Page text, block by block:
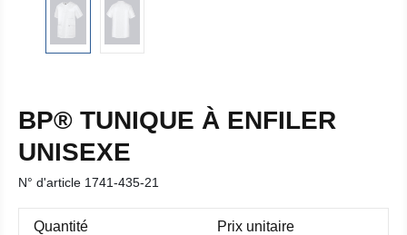
BP® TUNIQUE À ENFILER
UNISEXE
N° d'article 1741-435-21
Quantité Prix unitaire